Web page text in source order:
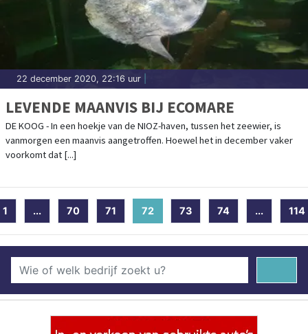
22 december 2020, 22:16 uur
LEVENDE MAANVIS BIJ ECOMARE
DE KOOG - In een hoekje van de NIOZ-haven, tussen het zeewier, is
vanmorgen een maanvis aangetroffen. Hoewel het in december vaker
voorkomt dat [...]
1 ... 70 71 72 (current)
73 74 ... 114